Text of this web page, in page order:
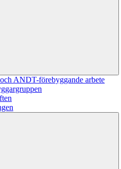
ANDT-förebyggande arbete